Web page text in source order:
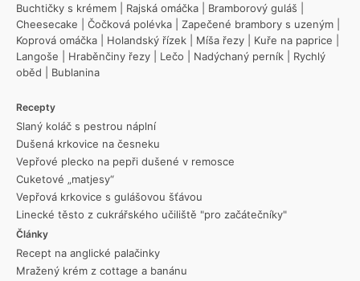
Buchtičky s krémem
Rajská omáčka Bramborový guláš
Cheesecake
Čočková polévka Zapečené brambory s uzeným
Koprová omáčka
Holandský řízek Míša řezy Kuře na paprice
Langoše
Hraběnčiny řezy Lečo Nadýchaný perník
Rychlý
oběd
Bublanina
Recepty
Slaný koláč s pestrou náplní
Dušená krkovice na česneku
Vepřové plecko na pepři dušené v remosce
Cuketové „matjesy“
Vepřová krkovice s gulášovou šťávou
Linecké těsto z cukrářského učiliště "pro začátečníky"
Články
Recept na anglické palačinky
Mražený krém z cottage a banánu